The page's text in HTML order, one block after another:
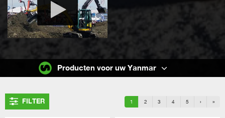
FILTER 1 2 3 4 5 › »
Producten voor uw Yanmar